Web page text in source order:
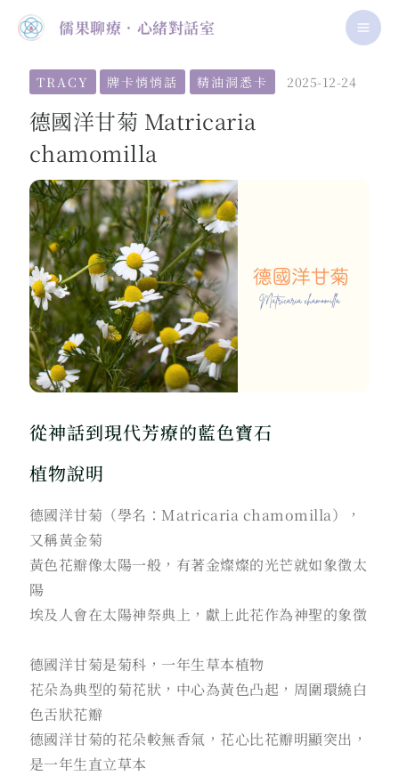
儒果聊療．心緒對話室
TRACY 牌卡悄悄話 精油洞悉卡 2025-12-24
德國洋甘菊 Matricaria
chamomilla
從神話到現代芳療的藍色寶石
植物說明
德國洋甘菊（學名：Matricaria chamomilla），
又稱黃金菊
黃色花瓣像太陽一般，有著金燦燦的光芒就如象徵太
陽
埃及人會在太陽神祭典上，獻上此花作為神聖的象徵
德國洋甘菊是菊科，一年生草本植物
花朵為典型的菊花狀，中心為黃色凸起，周圍環繞白
色舌狀花瓣
德國洋甘菊的花朵較無香氣，花心比花瓣明顯突出，
是一年生直立草本